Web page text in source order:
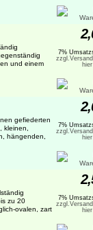
und einem
7%
gefiederten
hängenden,
7%
zu 20
ovalen, zart
7%